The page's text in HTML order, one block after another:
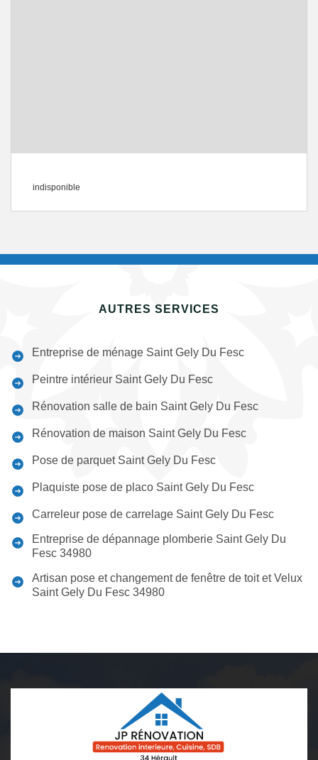
indisponible
AUTRES SERVICES
Entreprise de ménage Saint Gely Du Fesc
Peintre intérieur Saint Gely Du Fesc
Rénovation salle de bain Saint Gely Du Fesc
Rénovation de maison Saint Gely Du Fesc
Pose de parquet Saint Gely Du Fesc
Plaquiste pose de placo Saint Gely Du Fesc
Carreleur pose de carrelage Saint Gely Du Fesc
Entreprise de dépannage plomberie Saint Gely Du
Fesc 34980
Artisan pose et changement de fenêtre de toit et Velux
Saint Gely Du Fesc 34980